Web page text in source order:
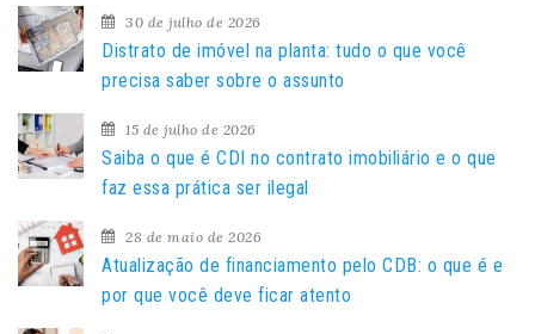
i
s
a
p
o
:
30 de julho de 2026
Distrato de imóvel na planta: tudo o que você
precisa saber sobre o assunto
15 de julho de 2026
Saiba o que é CDI no contrato imobiliário e o que
faz essa prática ser ilegal
28 de maio de 2026
Atualização de financiamento pelo CDB: o que é e
por que você deve ficar atento